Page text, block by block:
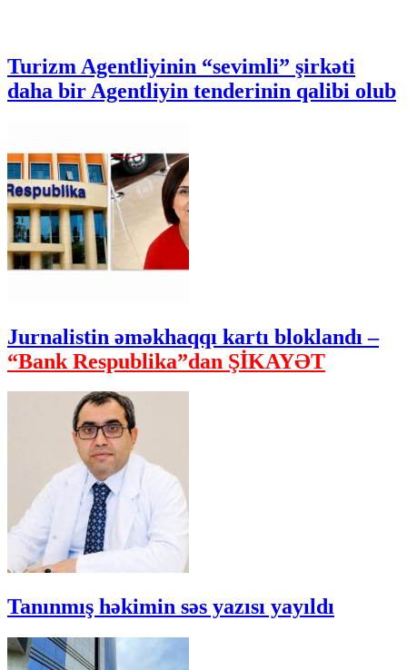
Turizm Agentliyinin “sevimli” şirkəti
daha bir Agentliyin tenderinin qalibi olub
Jurnalistin əməkhaqqı kartı bloklandı –
“Bank Respublika”dan ŞİKAYƏT
Tanınmış həkimin səs yazısı yayıldı